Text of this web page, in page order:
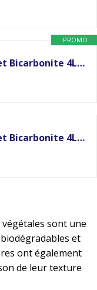
PROMO
Tranquille – Litière pour Chat Cristale Gel de Silice et Bicarbonite 4L – Lot de 8
Tranquille – Litière pour Chat Cristale Gel de Silice et Bicarbonite 4L – Lot de 4
sont une
et
ont également
de leur texture